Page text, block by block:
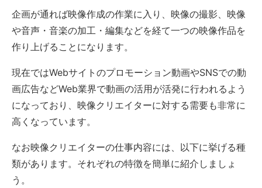
企画が通れば映像作成の作業に入り、映像の撮影、映像
や音声・音楽の加工・編集などを経て一つの映像作品を
作り上げることになります。
現在ではWebサイトのプロモーション動画やSNSでの動
画広告などWeb業界で動画の活用が活発に行われるよう
になっており、映像クリエイターに対する需要も非常に
高くなっています。
なお映像クリエイターの仕事内容には、以下に挙げる種
類があります。それぞれの特徴を簡単に紹介しましょ
う。